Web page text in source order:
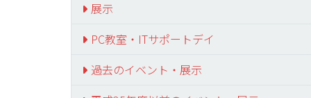
展示
PC教室・ITサポートデイ
過去のイベント・展示